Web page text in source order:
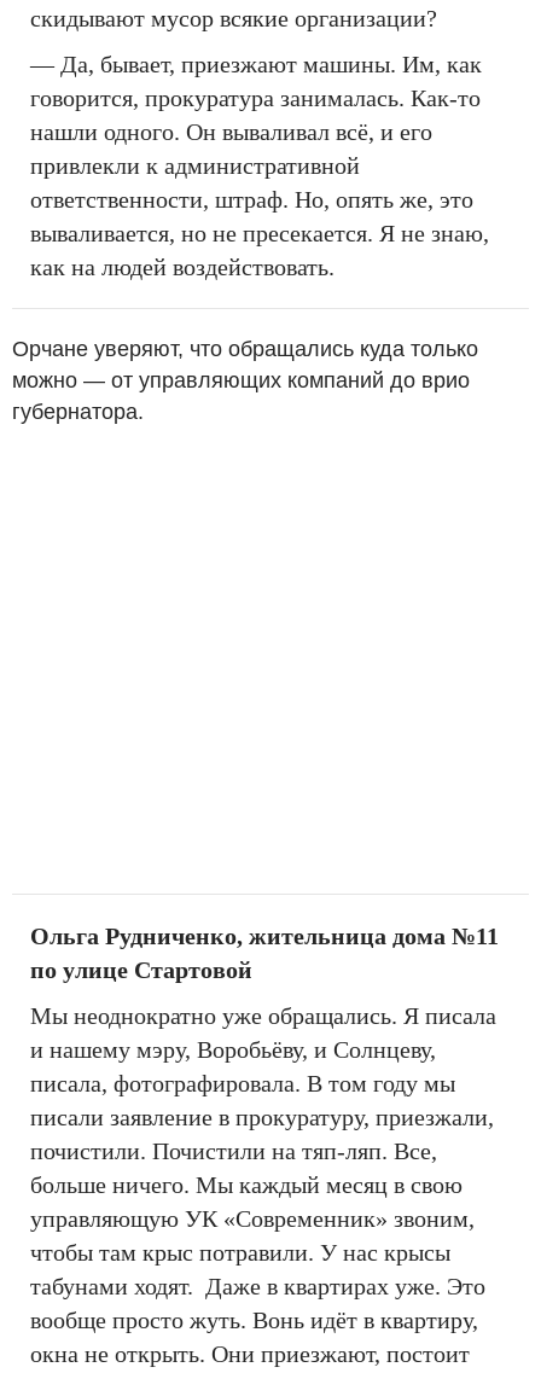
скидывают мусор всякие организации?
— Да, бывает, приезжают машины. Им, как
говорится, прокуратура занималась. Как-то
нашли одного. Он вываливал всё, и его
привлекли к административной
ответственности, штраф. Но, опять же, это
вываливается, но не пресекается. Я не знаю,
как на людей воздействовать.
Орчане уверяют, что обращались куда только
можно — от управляющих компаний до врио
губернатора.
Ольга Рудниченко, жительница дома №11
по улице Стартовой
Мы неоднократно уже обращались. Я писала
и нашему мэру, Воробьёву, и Солнцеву,
писала, фотографировала. В том году мы
писали заявление в прокуратуру, приезжали,
почистили. Почистили на тяп-ляп. Все,
больше ничего. Мы каждый месяц в свою
управляющую УК «Современник» звоним,
чтобы там крыс потравили. У нас крысы
табунами ходят. Даже в квартирах уже. Это
вообще просто жуть. Вонь идёт в квартиру,
окна не открыть. Они приезжают, постоит